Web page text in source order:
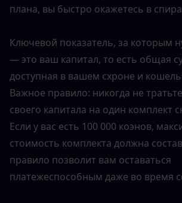
плана, вы быстро окажетесь в
Ключевой показатель, за которым
— это ваш капитал, то есть общая
доступная в вашем схроне и
Важное правило: никогда не
своего капитала на один комплект
Если у вас есть 100 000 коэнов,
стоимость комплекта должна
правило позволит вам оставаться
платежеспособным даже во время